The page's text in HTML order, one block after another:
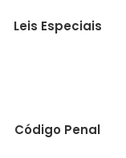
Leis Especiais
Código Penal